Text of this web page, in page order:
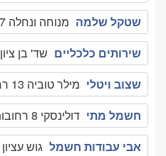
שטקל שלמה מנוחה ונחלה 47 רחובות , 089476170
שירותים כלכליים שד' בן ציון 1 רחובות , 0522161106
שצוב ויטלי מילר טוביה 13 רחובות , 089470501
חשמל מתי דולינסקי 8 רחובות , 089418751
אבי עבודות חשמל גוש עציון 42 רחובות , 0528801910